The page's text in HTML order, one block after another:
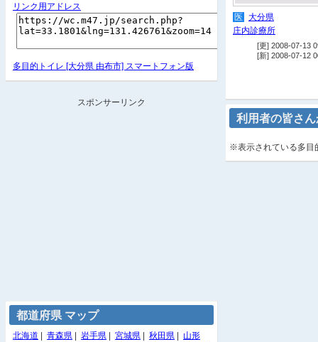
医
大分県
庄内診療所
[更] 2008-07-13
[新] 2008-07-12
利用者の皆さ
※表示されている多目
リンク用アドレス
多目的トイレ [大分県 由布市] スマートフォン版
スポンサーリンク
都道府県 マップ
北海道 青森県 岩手県 宮城県 秋田県
山形